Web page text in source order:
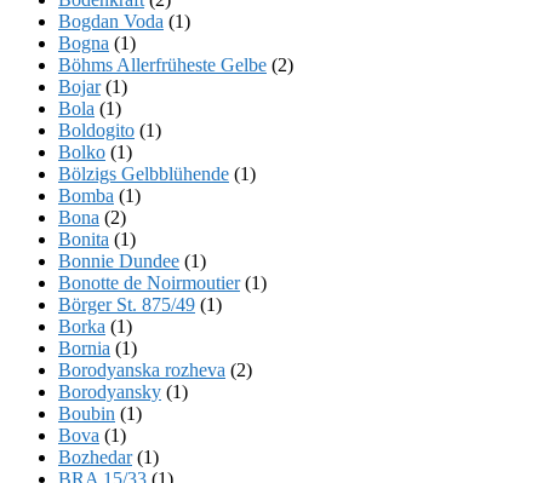
Bogdan Voda (1)
Bogna (1)
Böhms Allerfrüheste Gelbe (2)
Bojar(1)
Bola (1)
Boldogito (1)
Bolko (1)
Bölzigs Gelbblühende (1)
Bomba (1)
Bona (2)
Bonita (1)
Bonnie Dundee (1)
Bonotte de Noirmoutier(1)
Börger St. 875/49 (1)
Borka (1)
Bornia (1)
Borodyanska rozheva (2)
Borodyansky (1)
Boubin (1)
Bova (1)
Bozhedar(1)
BRA 15/33 (1)